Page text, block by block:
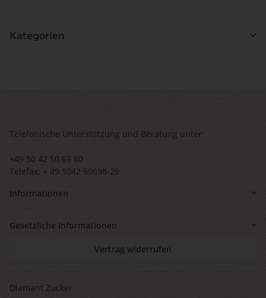
Kategorien
Telefonische Unterstützung und Beratung unter:
+49 50 42 50 69 80
Telefax: + 49 5042 50698-29
Informationen
Gesetzliche Informationen
Vertrag widerrufen
Diamant Zucker